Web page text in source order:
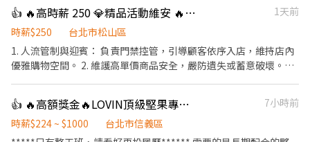
市、樂華夜市、湳雅夜市、三和夜市、蘆洲廟口夜市、淡水英專、
林口夜市、西盛夜市、沙崙夜市、思源夜市……更多場地無法列
舉，請見諒。 🚇 交通超方便：饒河（捷運松山站）、士林（捷運劍
潭站）、臨江（捷運信義安和站）出站就到，下課下班順路上工。
點，歡迎主動洽詢，我們都可以為您協調排班，讓您在最熟悉、最
方便的地方工作。 🌟 工作亮點：傳遞幸福與正能量 自主報班制：上
👍 🔥高時薪 250 💎精品活動維安 🔥休息給薪/彈性排班
1天前
時薪$250
台北市松山區
1. 人流管制與迎賓： 負責門禁控管，引導顧客依序入店，維持店內
優雅購物空間。 2. 維護高單價商品安全，嚴防遺失或蓄意破壞。
8/7 地點：臺北市松山區敦化北路158號 時間：17:00～22:30 活動
二💎 時間：8月每週六日 地點：台北 101 時間：12:00~21:00 活動
三💎 時間：8/24 地點：台北 101 時間：12:00~20:00（預期） ⚠️若
👍 🔥高額獎金🔥LOVIN頂級堅果專櫃銷售員
7小時前
時薪$224 ~ $1000
台北市信義區